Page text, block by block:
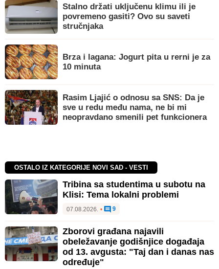
Stalno držati uključenu klimu ili je
povremeno gasiti? Ovo su saveti
stručnjaka
Brza i lagana: Jogurt pita u rerni je za
10 minuta
Rasim Ljajić o odnosu sa SNS: Da je
sve u redu među nama, ne bi mi
neopravdano smenili pet funkcionera
OSTALO IZ KATEGORIJE NOVI SAD - VESTI
Tribina sa studentima u subotu na
Klisi: Tema lokalni problemi
07.08.2026. • 9
Zborovi građana najavili
obeležavanje godišnjice događaja
od 13. avgusta: "Taj dan i danas nas
određuje"